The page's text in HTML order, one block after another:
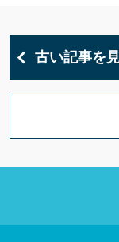
古い記事を